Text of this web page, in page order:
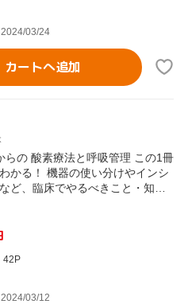
03/24
カートへ追加
らの 酸素療法と呼吸管理 この1冊
かる！ 機器の使い分けやインシ
ど、臨床でやるべきこと・知っ
識を網羅
42P
03/12